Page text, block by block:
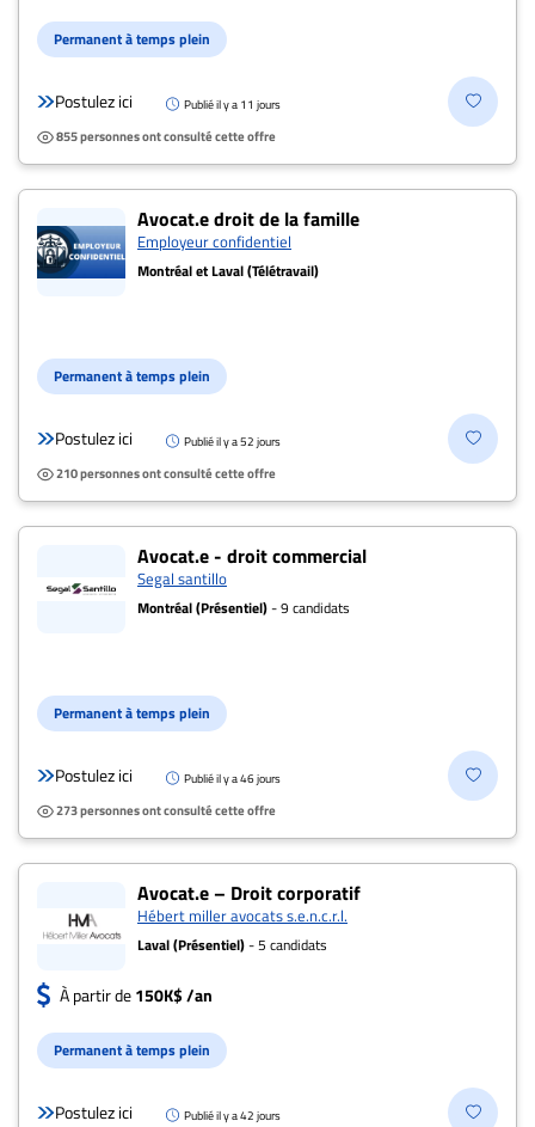
Permanent à temps plein
Postulez ici Publié il y a 11 jours
855 personnes ont consulté cette offre
Avocat.e droit de la famille
Employeur confidentiel
Montréal et Laval (Télétravail)
Permanent à temps plein
Postulez ici Publié il y a 52 jours
210 personnes ont consulté cette offre
Avocat.e - droit commercial
Segal santillo
Montréal (Présentiel)- 9 candidats
Permanent à temps plein
Postulez ici Publié il y a 46 jours
273 personnes ont consulté cette offre
Avocat.e – Droit corporatif
Hébert miller avocats s.e.n.c.r.l.
Laval (Présentiel)- 5 candidats
À partir de150K$ /an
Permanent à temps plein
Postulez ici Publié il y a 42 jours